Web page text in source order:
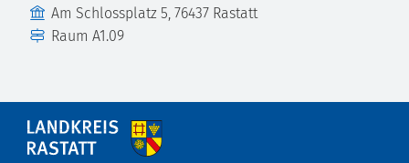
Gebäude
Am Schlossplatz 5, 76437 Rastatt
Raum A1.09